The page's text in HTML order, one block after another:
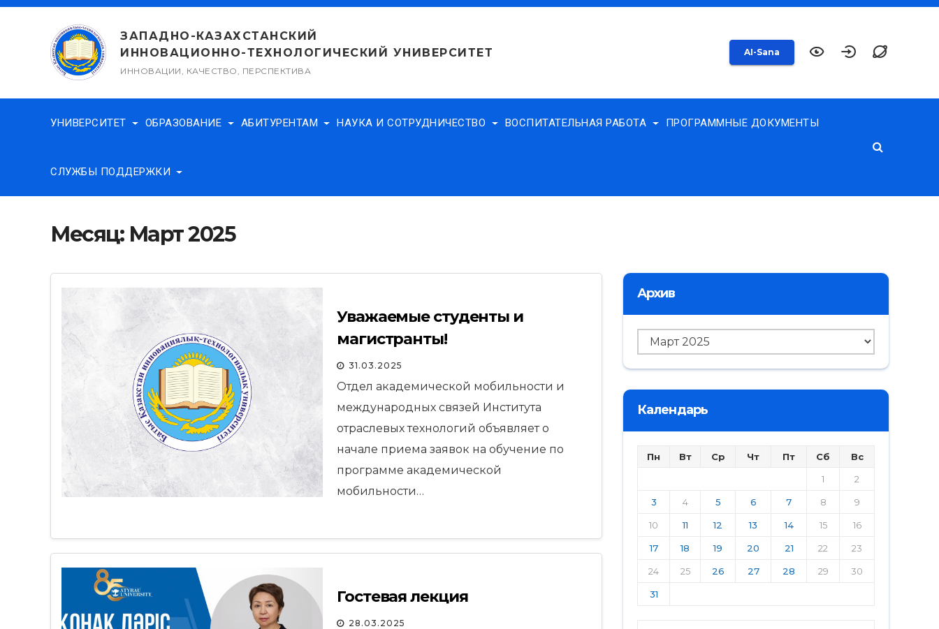
Перейти
содержимому
ЗАПАДНО-КАЗАХСТАНСКИЙ
ИННОВАЦИОННО-ТЕХНОЛОГИЧЕСКИЙ УНИВЕРСИТЕТ
ИННОВАЦИИ, КАЧЕСТВО, ПЕРСПЕКТИВА
AI-Sana
УНИВЕРСИТЕТ ОБРАЗОВАНИЕ АБИТУРЕНТАМ НАУКА И СОТРУДНИЧЕСТВО ВОСПИТАТЕЛЬНАЯ РАБОТА ПРОГРАММНЫЕ ДОКУМЕНТЫ
СЛУЖБЫ ПОДДЕРЖКИ
Месяц: Март 2025
Уважаемые студенты и
магистранты!
31.03.2025
Отдел академической мобильности и
международных связей Института
отраслевых технологий объявляет о
начале приема заявок на обучение по
программе академической
мобильности…
Гостевая лекция
28.03.2025
Архив
Архив
Календарь
Пн Вт Ср Чт Пт Сб
Вс
1
2
3 4 5 6 7 8 9
10 11 12 13 14 15 16
17 18 19 20 21 22 23
24 25 26 27 28 29 30
31